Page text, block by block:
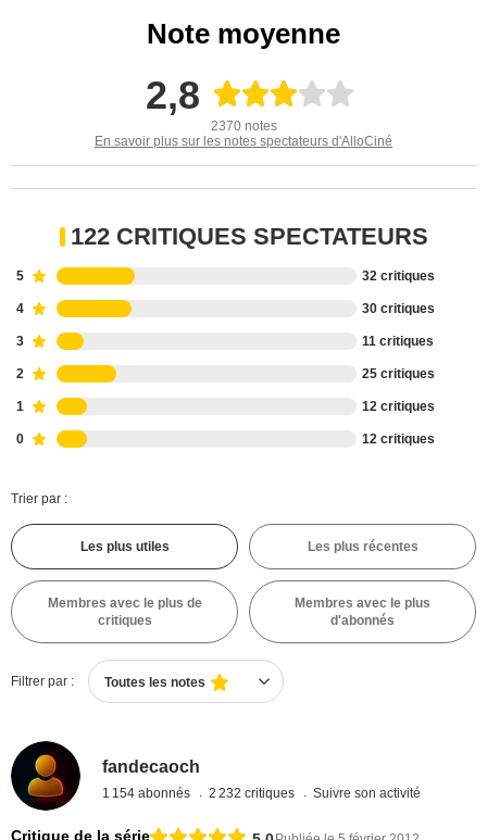
Note moyenne
2,8
2370 notes
En savoir plus sur les notes spectateurs d'AlloCiné
122 CRITIQUES SPECTATEURS
5 32 critiques
4 30 critiques
3 11 critiques
2 25 critiques
1 12 critiques
0 12 critiques
Trier par :
Les plus utiles Les plus récentes
Membres avec le plus de
critiques
Membres avec le plus
d'abonnés
Filtrer par : Toutes les notes
fandecaoch
1 154 abonnés 2 232 critiques Suivre son activité
Critique de la série